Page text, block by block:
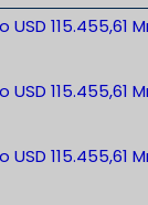
115.455,61
115.455,61
115.455,61